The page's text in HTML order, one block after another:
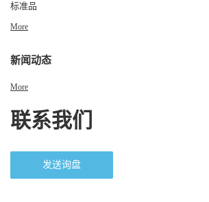
标准品
More
新闻动态
More
联系我们
发送询盘